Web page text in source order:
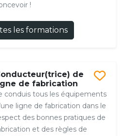
!
les formations
de
de fabrication
conduis tous les équipements
ligne de fabrication dans le
des bonnes pratiques de
et des règles de